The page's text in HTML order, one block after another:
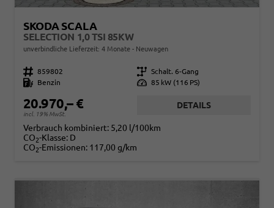
SKODA SCALA
SELECTION 1,0 TSI 85KW
unverbindliche Lieferzeit: 4 Monate Neuwagen
Fahrzeugnr. 859802 Getriebe Schalt. 6-Gang
Kraftstoff
Benzin Leistung 85 kW (116 PS)
20.970,– €
incl. 19% MwSt.
DETAILS
Verbrauch kombiniert: 5,20 l/100km
CO2-Klasse: D
CO2-Emissionen: 117,00 g/km